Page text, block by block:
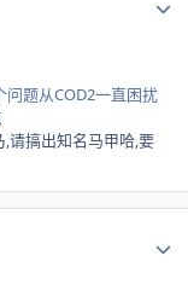
问题从COD2一直困扰
请搞出知名马甲哈,要